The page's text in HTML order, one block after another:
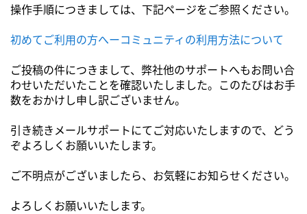
操作手順につきましては、下記ページをご参照ください。
初めてご利用の方へーコミュニティの利用方法について
ご投稿の件につきまして、弊社他のサポートへもお問い合
わせいただいたことを確認いたしました。このたびはお手
数をおかけし申し訳ございません。
引き続きメールサポートにてご対応いたしますので、どう
ぞよろしくお願いいたします。
ご不明点がございましたら、お気軽にお知らせください。
よろしくお願いいたします。